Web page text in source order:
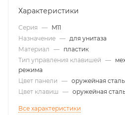
Характеристики
Серия — M11
Назначение — для унитаза
Материал — пластик
Тип управления клавишей —
режима
Цвет панели — оружейная сталь
Цвет клавиш — оружейная
Все характеристики